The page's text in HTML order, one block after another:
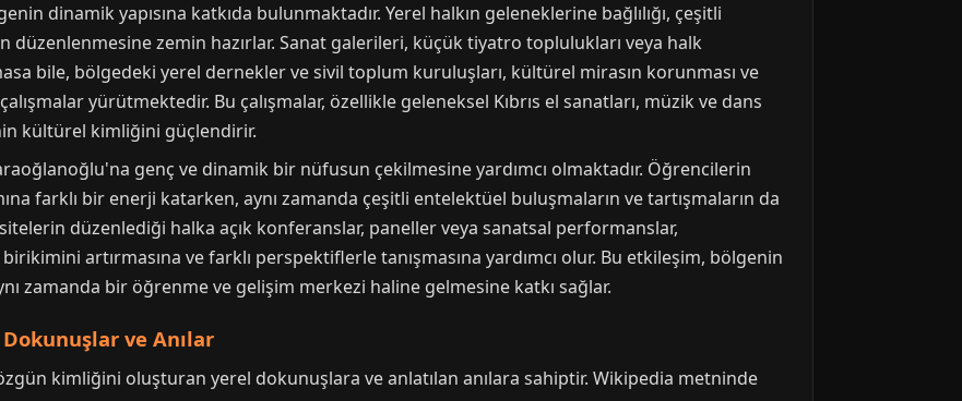
dinamik yapısına katkıda bulunmaktadır. Yerel halkın geleneklerine bağlılığı, çeşitli
zemin hazırlar. Sanat galerileri, küçük tiyatro toplulukları veya halk
bile, bölgedeki yerel dernekler ve sivil toplum kuruluşları, kültürel mirasın korunması ve
yürütmektedir. Bu çalışmalar, özellikle geleneksel Kıbrıs el sanatları, müzik ve dans
kültürel kimliğini güçlendirir.
genç ve dinamik bir nüfusun çekilmesine yardımcı olmaktadır. Öğrencilerin
farklı bir enerji katarken, aynı zamanda çeşitli entelektüel buluşmaların ve tartışmaların da
düzenlediği halka açık konferanslar, paneller veya sanatsal performanslar,
artırmasına ve farklı perspektiflerle tanışmasına yardımcı olur. Bu etkileşim, bölgenin
zamanda bir öğrenme ve gelişim merkezi haline gelmesine katkı sağlar.
ve Anılar
kimliğini oluşturan yerel dokunuşlara ve anlatılan anılara sahiptir. Wikipedia metninde